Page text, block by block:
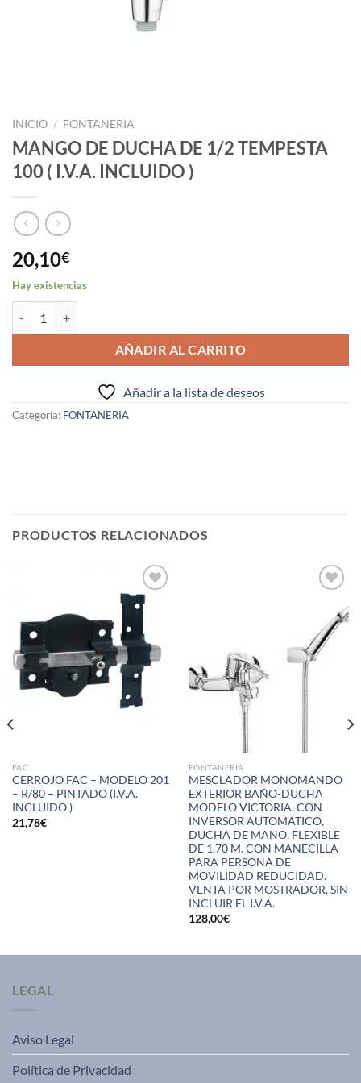
INICIO / FONTANERIA
MANGO DE DUCHA DE 1/2 TEMPESTA
100 ( I.V.A. INCLUIDO )
20,10€
Hay existencias
AÑADIR AL CARRITO
Añadir a la lista de deseos
Categoría: FONTANERIA
PRODUCTOS RELACIONADOS
Añadir
lista de
deseos
FAC
CERROJO FAC – MODELO 201
– R/80 – PINTADO (I.V.A.
INCLUIDO )
21,78€
lista de
deseos
FONTANERIA
MESCLADOR MONOMANDO
EXTERIOR BAÑO-DUCHA
MODELO VICTORIA, CON
INVERSOR AUTOMATICO,
DUCHA DE MANO, FLEXIBLE
DE 1,70 M. CON MANECILLA
PARA PERSONA DE
MOVILIDAD REDUCIDAD.
VENTA POR MOSTRADOR, SIN
INCLUIR EL I.V.A.
128,00€
LEGAL
Aviso Legal
Política de Privacidad